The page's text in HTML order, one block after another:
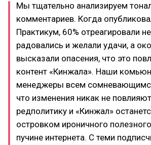
Мы тщательно анализируем
комментариев. Когда
Практикум, 60% отреагировали
радовались и желали удачи, а
высказали опасения, что это
контент «Кинжала». Наши
менеджеры всем
что изменения никак не
редполитику и «Кинжал»
островком ироничного
пучине интернета. С теми